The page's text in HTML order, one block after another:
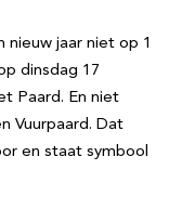
nieuw jaar niet op 1
dinsdag 17
Paard. En niet
Vuurpaard. Dat
en staat symbool